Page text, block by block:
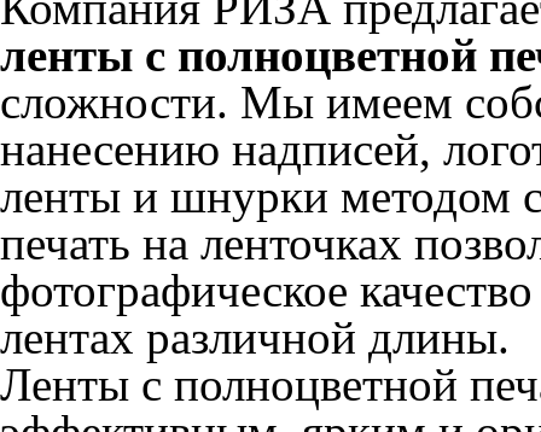
ленты с полноцветной
сложности. Мы имеем
нанесению надписей,
ленты и шнурки методом
печать на ленточках
фотографическое
лентах различной длины.
Ленты с полноцветной